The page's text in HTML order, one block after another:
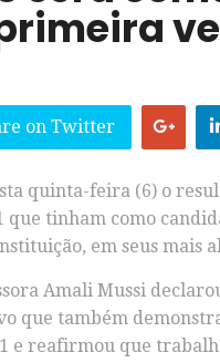
on Twitter
quinta-feira (6) o
que tinham como
em seus mais
Amali Mussi
que também
e reafirmou que